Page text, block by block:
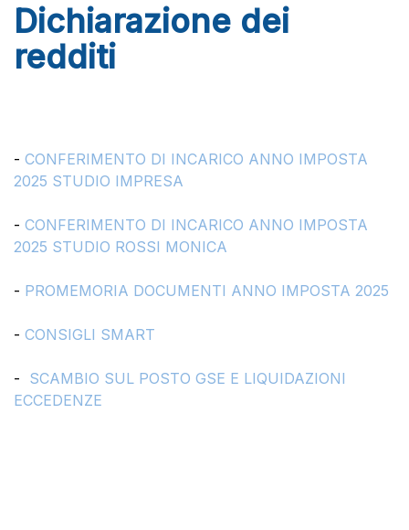
Dichiarazione dei
redditi
- CONFERIMENTO DI INCARICO ANNO IMPOSTA
2025 STUDIO IMPRESA
- CONFERIMENTO DI INCARICO ANNO IMPOSTA
2025 STUDIO ROSSI MONICA
- PROMEMORIA DOCUMENTI ANNO IMPOSTA 2025
- CONSIGLI SMART
- SCAMBIO SUL POSTO GSE E LIQUIDAZIONI
ECCEDENZE